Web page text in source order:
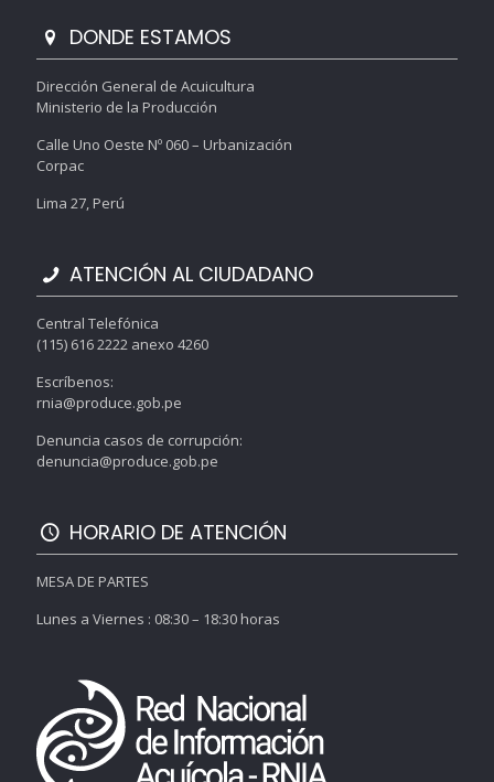
DONDE ESTAMOS
Dirección General de Acuicultura
Ministerio de la Producción
Calle Uno Oeste Nº 060 – Urbanización
Corpac
Lima 27, Perú
ATENCIÓN AL CIUDADANO
Central Telefónica
(115) 616 2222 anexo 4260
Escríbenos:
rnia@produce.gob.pe
Denuncia casos de corrupción:
denuncia@produce.gob.pe
HORARIO DE ATENCIÓN
MESA DE PARTES
Lunes a Viernes : 08:30 – 18:30 horas